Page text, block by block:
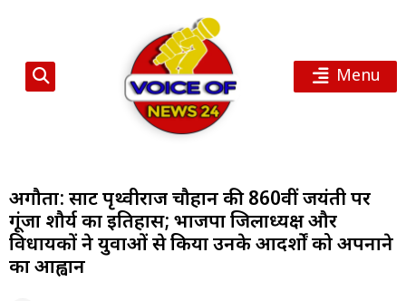
Menu
अगौता: सम्राट पृथ्वीराज चौहान की 860वीं जयंती पर
गूंजा शौर्य का इतिहास; भाजपा जिलाध्यक्ष और
विधायकों ने युवाओं से किया उनके आदर्शों को अपनाने
का आह्वान